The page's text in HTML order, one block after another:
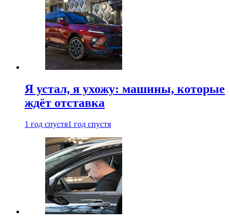
Я устал, я ухожу: машины, которые
ждёт отставка
1 год спустя1 год спустя